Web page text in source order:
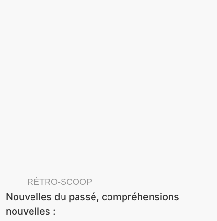
RÉTRO-SCOOP
Nouvelles du passé, compréhensions
nouvelles :